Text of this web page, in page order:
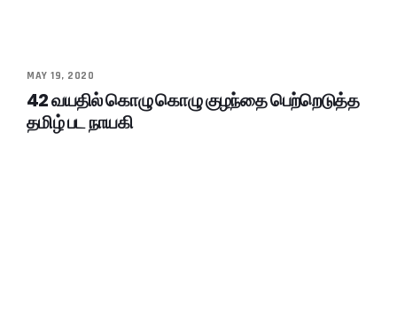
MAY 19, 2020
42 வயதில் கொழு கொழு குழந்தை பெற்றெடுத்த
தமிழ் பட நாயகி